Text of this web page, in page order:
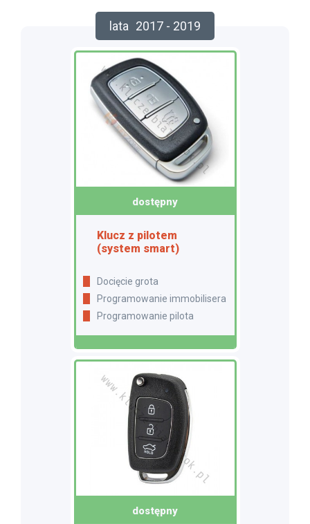
lata 2017 - 2019
dostępny
Klucz z pilotem
(system smart)
Docięcie grota
Programowanie immobilisera
Programowanie pilota
dostępny